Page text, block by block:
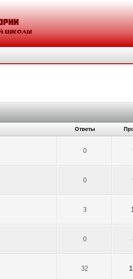
Ответы
0
0
3
0
32